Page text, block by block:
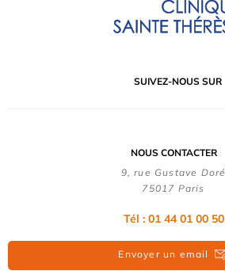
SUIVEZ-NOUS SUR
NOUS CONTACTER
9, rue Gustave Doré
75017 Paris
Tél : 01 44 01 00 50
Envoyer un email